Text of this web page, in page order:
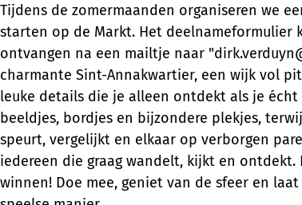
Tijdens de zomermaanden organiseren we
starten op de Markt. Het
ontvangen na een mailtje naar
charmante Sint-Annakwartier, een wijk vol
leuke details die je alleen ontdekt als je
beeldjes, bordjes en bijzondere plekjes,
speurt, vergelijkt en elkaar op verborgen
iedereen die graag wandelt, kijkt en
winnen! Doe mee, geniet van de sfeer en